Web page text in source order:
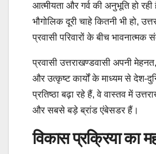
आत्मीयता और गर्व की अनुभूति हो
भौगोलिक दूरी चाहे कितनी भी हो,
प्रवासी परिवारों के बीच
प्रवासी उत्तराखण्डवासी अपनी
और उत्कृष्ट कार्यों के माध्यम से देश-
प्रतिष्ठा बढ़ा रहे हैं, वे वास्तव में
और सबसे बड़े ब्रांड एंबेसडर हैं।
विकास प्रक्रिया का